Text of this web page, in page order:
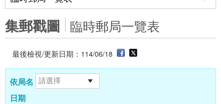
集郵戳圖 臨時郵局一覽表
最後檢視/更新日期：114/06/18
依局名
日期